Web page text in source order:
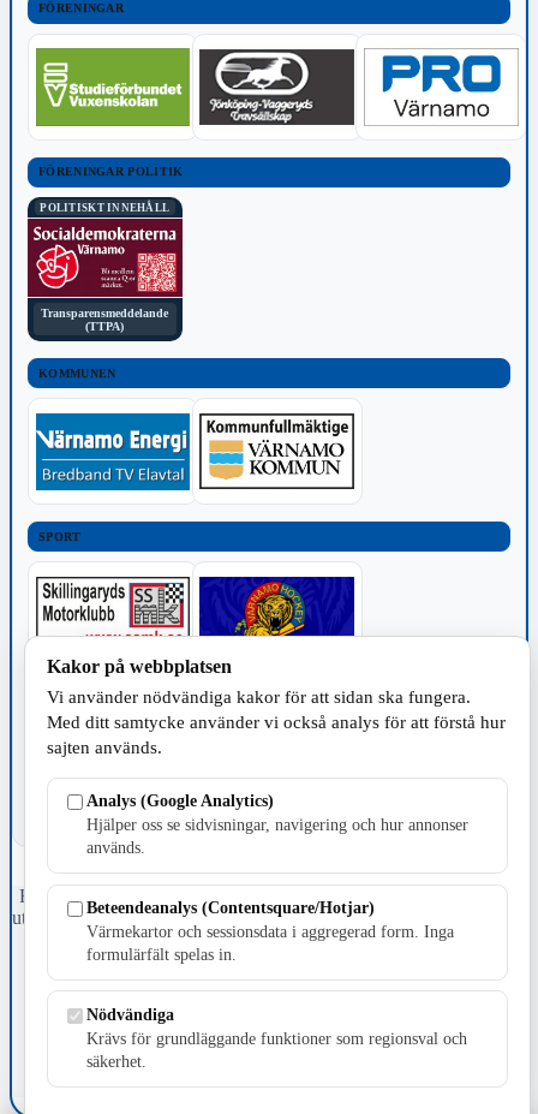
FÖRENINGAR
FÖRENINGAR POLITIK
POLITISKT INNEHÅLL
Transparensmeddelande
(TTPA)
KOMMUNEN
SPORT
TILLVERKNING
Fristående webbtidningsföretag grundat 1991 som sedan 2002 ger
ut tidningen Skillingaryd.nu och 2010 lanserades Värnamo.nu. Från
april 2026 omfattar Skillingaryd.nu tre kommuner: Gnosjö,
Värnamo och Vaggeryds kommun.
E-post: redaktionen@skillingaryd.nu
Postadress: Gisslaköp 1, 568 92 Skillingaryd
Kakinställningar
Kakor på webbplatsen
Vi använder nödvändiga kakor för att sidan ska fungera.
Med ditt samtycke använder vi också analys för att förstå hur
sajten används.
Analys (Google Analytics)
Hjälper oss se sidvisningar, navigering och hur annonser
används.
Beteendeanalys (Contentsquare/Hotjar)
Värmekartor och sessionsdata i aggregerad form. Inga
formulärfält spelas in.
Nödvändiga
Krävs för grundläggande funktioner som regionsval och
säkerhet.